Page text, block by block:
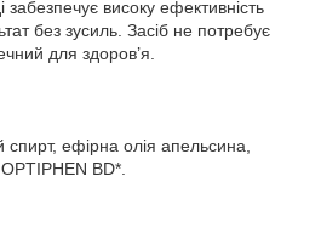
забезпечує високу ефективність
без зусиль. Засіб не потребує
для здоров’я.
ефірна олія апельсина,
BD*.